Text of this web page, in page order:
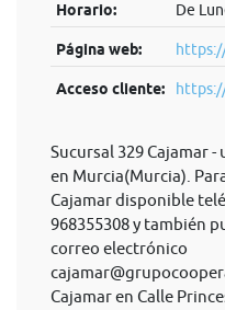
Horario: De
Página web:
Acceso cliente:
Sucursal 329 Cajamar -
en Murcia(Murcia).
Cajamar disponible
968355308 y también
correo electrónico
Cajamar en Calle